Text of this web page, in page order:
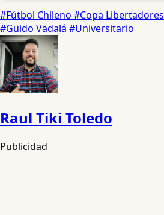
#Fútbol Chileno #Copa Libertadores
#Guido Vadalá #Universitario
Raul Tiki Toledo
Publicidad